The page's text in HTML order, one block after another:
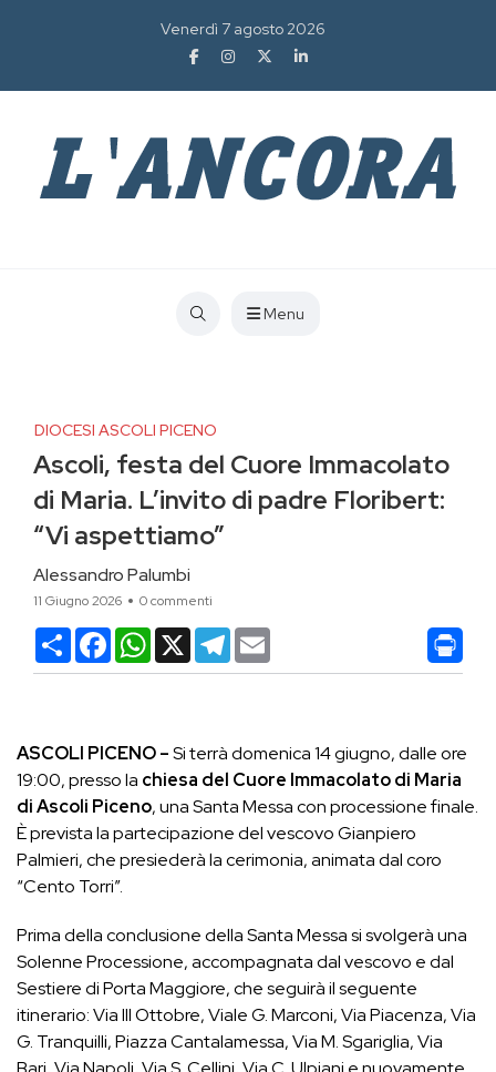
Venerdì 7 agosto 2026
Menu
DIOCESI ASCOLI PICENO
Ascoli, festa del Cuore Immacolato
di Maria. L’invito di padre Floribert:
“Vi aspettiamo”
Alessandro Palumbi
11 Giugno 2026 0 commenti
CondividiFacebookWhatsApp
X Telegram
ASCOLI PICENO –Si terrà domenica 14 giugno, dalle ore
19:00, presso la chiesa del Cuore Immacolato di Maria
di Ascoli Piceno, una Santa Messa con processione finale.
È prevista la partecipazione del vescovo Gianpiero
Palmieri, che presiederà la cerimonia, animata dal coro
“Cento Torri”.
Prima della conclusione della Santa Messa si svolgerà una
Solenne Processione, accompagnata dal vescovo e dal
Sestiere di Porta Maggiore, che seguirà il seguente
itinerario: Via III Ottobre, Viale G. Marconi, Via Piacenza, Via
G. Tranquilli, Piazza Cantalamessa, Via M. Sgariglia, Via